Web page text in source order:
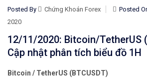
Posted By Chứng Khoán Forex Posted
2020
12/11/2020: Bitcoin/TetherUS
Cập nhật phân tích biểu đồ 1H
Bitcoin / TetherUS (BTCUSDT)